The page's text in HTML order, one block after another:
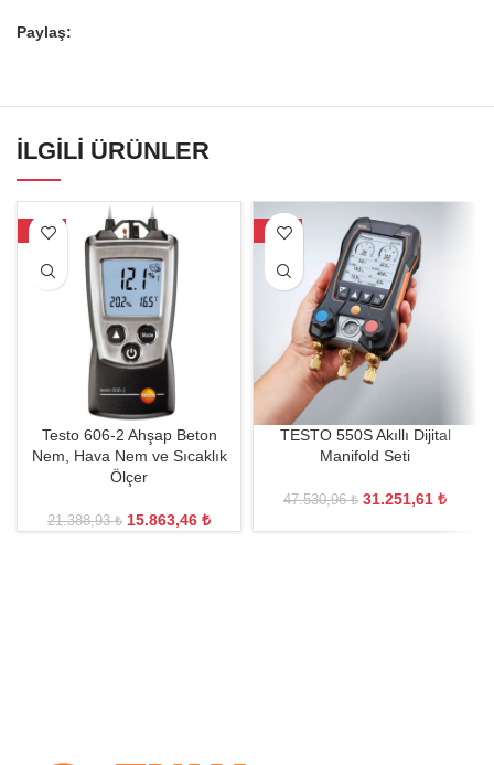
Paylaş:
İLGILI ÜRÜNLER
-26%
Testo 606-2 Ahşap Beton
Nem, Hava Nem ve Sıcaklık
Ölçer
21.388,93₺ 15.863,46 ₺
-34%
TESTO 550S Akıllı Dijital
Manifold Seti
47.530,96₺ 31.251,61 ₺